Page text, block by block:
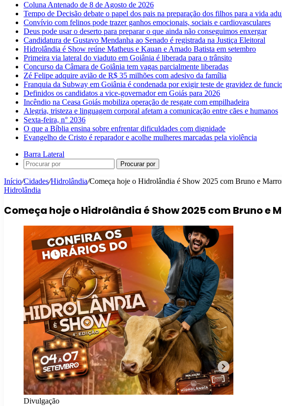
Coluna Antenado de 8 de Agosto de 2026
Tempo de Decisão debate o papel dos pais na preparação dos filhos para a vida
Convívio com felinos pode trazer ganhos emocionais, sociais e cardiovasculares
Deus pode usar o deserto para preparar o que ainda não conseguimos enxergar
Candidatura de Gustavo Mendanha ao Senado é registrada na Justiça Eleitoral
Hidrolândia é Show reúne Matheus e Kauan e Amado Batista em setembro
Primeira via lateral do viaduto em Goiânia é liberada para o trânsito
Concurso da Câmara de Goiânia tem vagas parcialmente liberadas
Zé Felipe adquire avião de R$ 35 milhões com adesivo da família
Franquia da Subway em Goiânia é condenada por exigir teste de gravidez de
Definidos os candidatos a vice-governador em Goiás para 2026
Incêndio na Ceasa Goiás mobiliza operação de resgate com empilhadeira
Alegria, tristeza e linguagem corporal afetam a comunicação entre cães e humanos
Sexta-feira, n° 2036
O que a Bíblia ensina sobre enfrentar dificuldades com dignidade
Evangelho de Cristo é reparador e acolhe mulheres marcadas pela violência
Barra Lateral
Procurar por
Início/Cidades/Hidrolândia/Começa hoje o Hidrolândia é Show 2025 com Bruno e
Hidrolândia
Começa hoje o Hidrolândia é Show 2025 com Bruno e
Divulgação